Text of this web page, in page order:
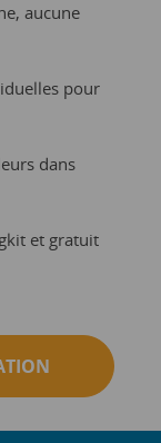
aucune
pour
dans
et gratuit